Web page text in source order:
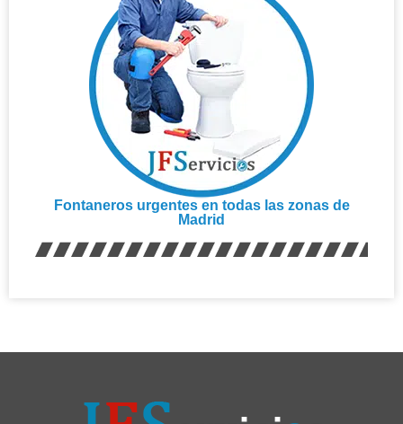
Fontaneros urgentes en todas las zonas de
Madrid